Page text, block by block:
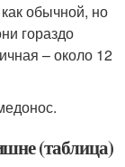
обычной, но
гораздо
– около 12
(таблица)